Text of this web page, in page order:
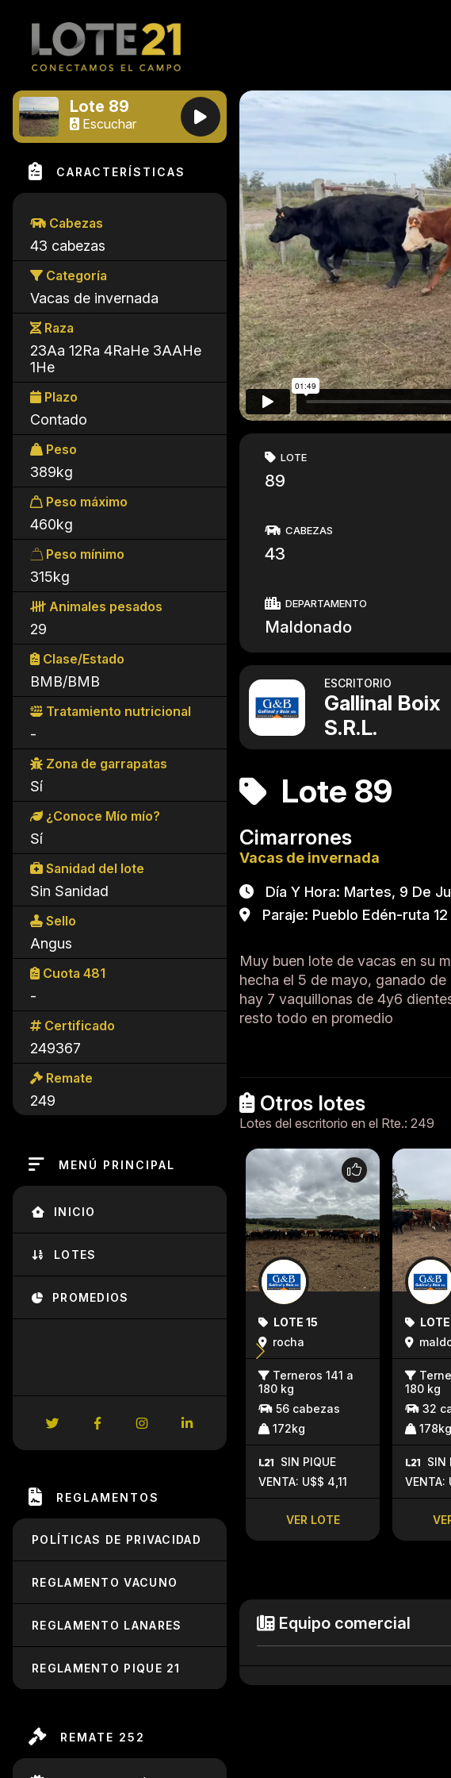
Lote 89
Escuchar
CARACTERÍSTICAS
Cabezas
43 cabezas
Categoría
Vacas de invernada
Raza
23Aa 12Ra 4RaHe 3AAHe
1He
Plazo
Contado
Peso
389kg
Peso máximo
460kg
Peso mínimo
315kg
Animales pesados
29
Clase/Estado
BMB/BMB
Tratamiento nutricional
-
Zona de garrapatas
Sí
¿Conoce Mío mío?
Sí
Sanidad del lote
Sin Sanidad
Sello
Angus
Cuota 481
-
Certificado
249367
Remate
249
MENÚ PRINCIPAL
INICIO
LOTES
PROMEDIOS
REGLAMENTOS
POLÍTICAS DE PRIVACIDAD
REGLAMENTO VACUNO
REGLAMENTO LANARES
REGLAMENTO PIQUE 21
REMATE 252
LOTE
89
CABEZAS
43
DEPARTAMENTO
Maldonado
ESCRITORIO
Gallinal Boix
S.R.L.
Lote 89
Cimarrones
Vacas de invernada
Día Y Hora: Martes, 9 De
Paraje: Pueblo Edén-ruta
Muy buen lote de vacas en su
hecha el 5 de mayo, ganado
hay 7 vaquillonas de 4y6
resto todo en promedio
Otros lotes
Lotes del escritorio en el Rte.: 249
LOTE 15
rocha
Terneros 141 a
180 kg
56 cabezas
172kg
SIN PIQUE
VENTA: U$$ 4,11
VER LOTE
180 kg
32
178kg
SIN
VENTA:
Equipo comercial